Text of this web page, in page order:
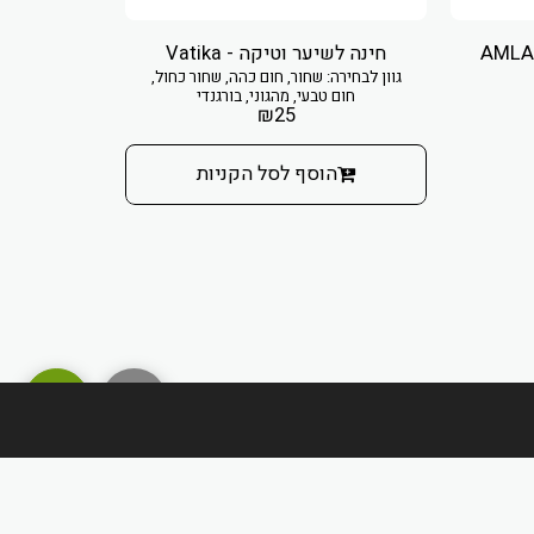
חינה לשיער וטיקה - Vatika
גוון לבחירה: שחור, חום כהה, שחור כחול,
חום טבעי, מהגוני, בורגנדי
₪25
הוסף לסל הקניות